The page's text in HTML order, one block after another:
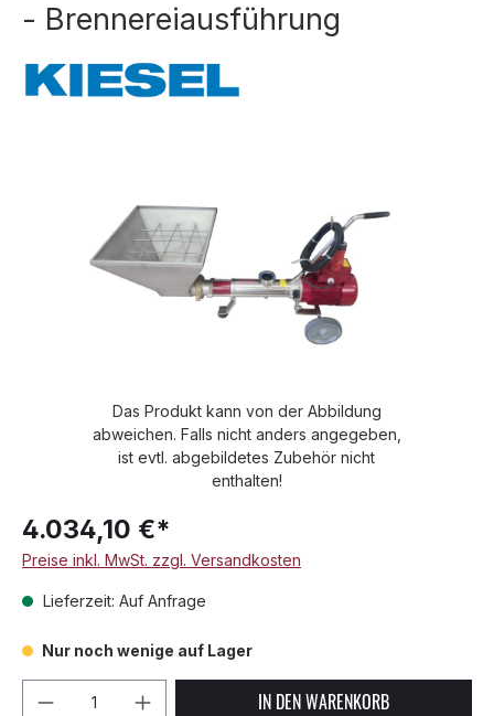
- Brennereiausführung
Das Produkt kann von der Abbildung
abweichen. Falls nicht anders angegeben,
ist evtl. abgebildetes Zubehör nicht
enthalten!
4.034,10 €*
Preise inkl. MwSt. zzgl. Versandkosten
Lieferzeit: Auf Anfrage
Nur noch wenige auf Lager
Produkt Anzahl: Gib denIN DEN WARENKORB